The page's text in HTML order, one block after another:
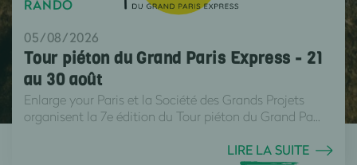
RANDO
05/08/2026
Tour piéton du Grand Paris Express - 21
au 30 août
Enlarge your Paris et la Société des Grands Projets
organisent la 7e édition du Tour piéton du Grand Pa...
LIRE LA SUITE